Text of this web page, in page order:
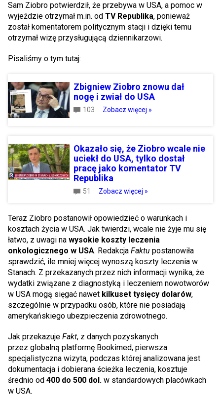
Sam Ziobro potwierdził, że przebywa w USA, a pomoc w
wyjeździe otrzymał m.in. od TV Republika, ponieważ
został komentatorem politycznym stacji i dzięki temu
otrzymał wizę przysługującą dziennikarzowi.
Pisaliśmy o tym tutaj:
Zbigniew Ziobro znowu dał
nogę i zwiał do USA
103 Zobacz więcej »
Okazało się, że Ziobro wcale nie
uciekł do USA, tylko dostał
pracę jako komentator TV
Republika
51 Zobacz więcej »
Teraz Ziobro postanowił opowiedzieć o warunkach i
kosztach życia w USA. Jak twierdzi, wcale nie żyje mu się
łatwo, z uwagi na wysokie koszty leczenia
onkologicznego w USA. Redakcja Faktu postanowiła
sprawdzić, ile mniej więcej wynoszą koszty leczenia w
Stanach. Z przekazanych przez nich informacji wynika, że
wydatki związane z diagnostyką i leczeniem nowotworów
w USA mogą sięgać nawet kilkuset tysięcy dolarów,
szczególnie w przypadku osób, które nie posiadają
amerykańskiego ubezpieczenia zdrowotnego.
Jak przekazuje Fakt, z danych pozyskanych
przez globalną platformę Bookimed, pierwsza
specjalistyczna wizyta, podczas której analizowana jest
dokumentacja i dobierana ścieżka leczenia, kosztuje
średnio od 400 do 500 dol. w standardowych placówkach
w USA.